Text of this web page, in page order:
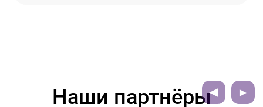
Наши партнёры